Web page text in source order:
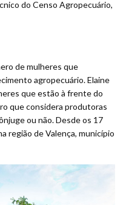
do Censo Agropecuário,
de mulheres que
agropecuário. Elaine
que estão à frente do
que considera produtoras
ou não. Desde os 17
região de Valença, município